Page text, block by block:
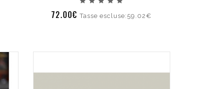
72.00€Tasse escluse:59.02€